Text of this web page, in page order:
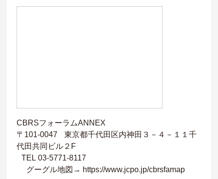
CBRSフォーラムANNEX
〒101-0047 東京都千代田区内神田３－４－１１千
代田共同ビル２F
TEL 03-5771-8117
グーグル地図→ https://www.jcpo.jp/cbrsfamap